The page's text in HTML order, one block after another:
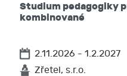
Studium pedagogiky
kombinované
2.11.2026 - 1.2.2027
Zřetel, s.r.o.